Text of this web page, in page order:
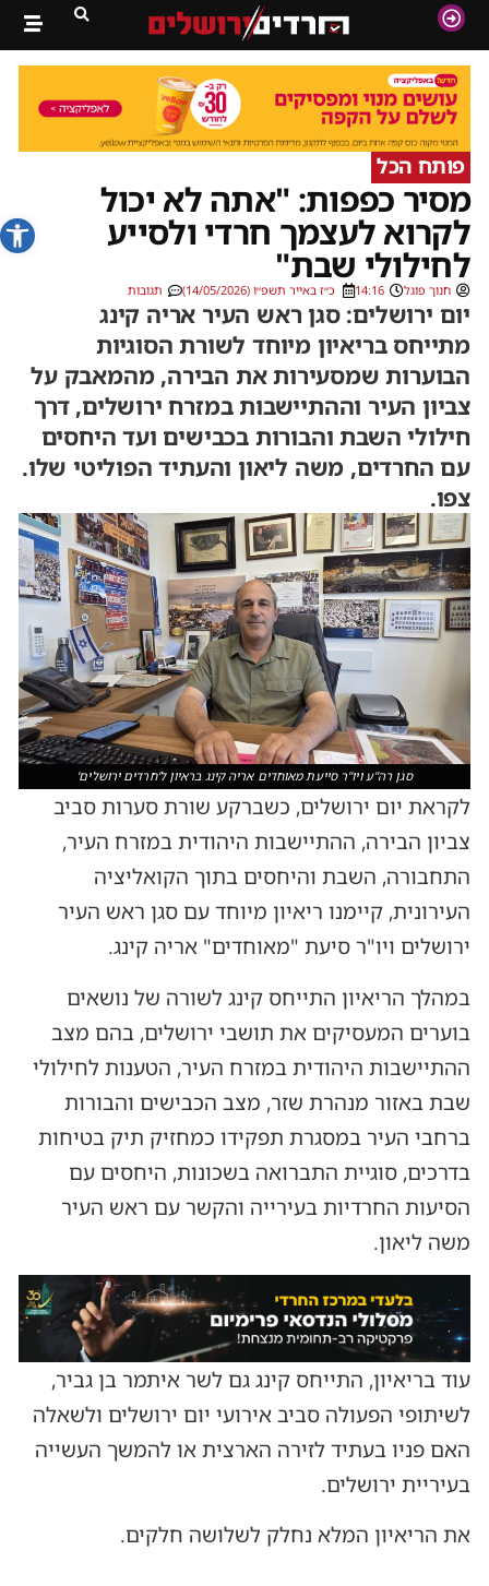
פתח
פותח הכל
מסיר כפפות: "אתה לא יכול
לקרוא לעצמך חרדי ולסייע
לחילולי שבת"
חנוך פוגל 14:16 כ״ז באייר תשפ״ו (14/05/2026) תגובות
יום ירושלים: סגן ראש העיר אריה קינג
מתייחס בריאיון מיוחד לשורת הסוגיות
הבוערות שמסעירות את הבירה, מהמאבק על
צביון העיר וההתיישבות במזרח ירושלים, דרך
חילולי השבת והבורות בכבישים ועד היחסים
עם החרדים, משה ליאון והעתיד הפוליטי שלו.
צפו.
סגן רה''ע ויו''ר סייעת מאוחדים אריה קינג בראיון ל'חרדים ירושלים'
לקראת יום ירושלים, כשברקע שורת סערות סביב
צביון הבירה, ההתיישבות היהודית במזרח העיר,
התחבורה, השבת והיחסים בתוך הקואליציה
העירונית, קיימנו ריאיון מיוחד עם סגן ראש העיר
ירושלים ויו"ר סיעת "מאוחדים" אריה קינג.
במהלך הריאיון התייחס קינג לשורה של נושאים
בוערים המעסיקים את תושבי ירושלים, בהם מצב
ההתיישבות היהודית במזרח העיר, הטענות לחילולי
שבת באזור מנהרת שזר, מצב הכבישים והבורות
ברחבי העיר במסגרת תפקידו כמחזיק תיק בטיחות
בדרכים, סוגיית התברואה בשכונות, היחסים עם
הסיעות החרדיות בעירייה והקשר עם ראש העיר
משה ליאון.
עוד בריאיון, התייחס קינג גם לשר איתמר בן גביר,
לשיתופי הפעולה סביב אירועי יום ירושלים ולשאלה
האם פניו בעתיד לזירה הארצית או להמשך העשייה
בעיריית ירושלים.
את הריאיון המלא נחלק לשלושה חלקים.